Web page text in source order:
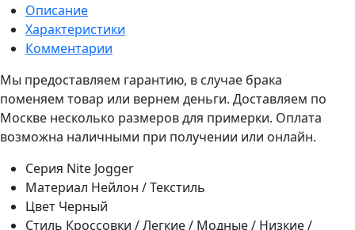
Описание
Характеристики
Комментарии
Мы предоставляем гарантию, в случае брака
поменяем товар или вернем деньги. Доставляем по
Москве несколько размеров для примерки. Оплата
возможна наличными при получении или онлайн.
Серия Nite Jogger
Материал Нейлон / Текстиль
Цвет Черный
Стиль Кроссовки / Легкие / Модные / Низкие /